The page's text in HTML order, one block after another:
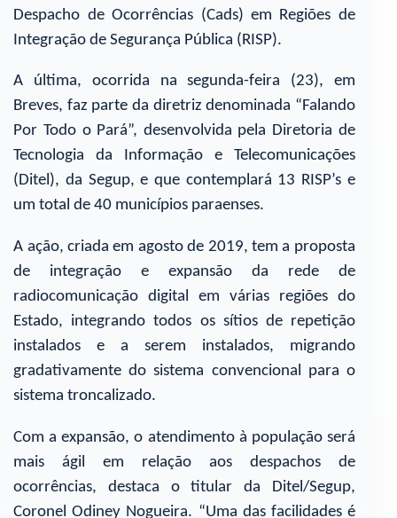
Despacho de Ocorrências (Cads) em Regiões de
Integração de Segurança Pública (RISP).
A última, ocorrida na segunda-feira (23), em
Breves, faz parte da diretriz denominada “Falando
Por Todo o Pará”, desenvolvida pela Diretoria de
Tecnologia da Informação e Telecomunicações
(Ditel), da Segup, e que contemplará 13 RISP’s e
um total de 40 municípios paraenses.
A ação, criada em agosto de 2019, tem a proposta
de integração e expansão da rede de
radiocomunicação digital em várias regiões do
Estado, integrando todos os sítios de repetição
instalados e a serem instalados, migrando
gradativamente do sistema convencional para o
sistema troncalizado.
Com a expansão, o atendimento à população será
mais ágil em relação aos despachos de
ocorrências, destaca o titular da Ditel/Segup,
Coronel Odiney Nogueira. “Uma das facilidades é